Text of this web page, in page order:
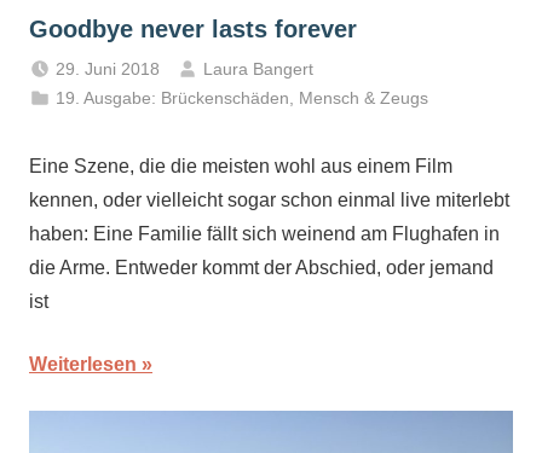
Goodbye never lasts forever
29. Juni 2018
Laura Bangert
19. Ausgabe: Brückenschäden
Mensch & Zeugs
Eine Szene, die die meisten wohl aus einem Film
kennen, oder vielleicht sogar schon einmal live miterlebt
haben: Eine Familie fällt sich weinend am Flughafen in
die Arme. Entweder kommt der Abschied, oder jemand
ist
Weiterlesen